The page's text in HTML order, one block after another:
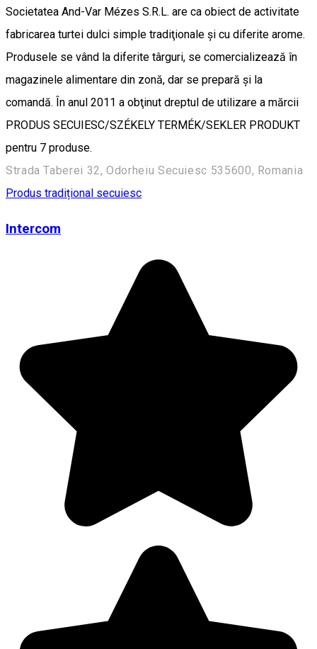
Societatea And-Var Mézes S.R.L. are ca obiect de activitate
fabricarea turtei dulci simple tradiţionale şi cu diferite arome.
Produsele se vând la diferite târguri, se comercializează în
magazinele alimentare din zonă, dar se prepară şi la
comandă. În anul 2011 a obţinut dreptul de utilizare a mărcii
PRODUS SECUIESC/SZÉKELY TERMÉK/SEKLER PRODUKT
pentru 7 produse.
Strada Taberei 32, Odorheiu Secuiesc 535600, Romania
Produs tradițional secuiesc
Intercom